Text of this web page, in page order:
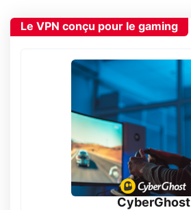
Le VPN conçu pour le gaming
CyberGhost